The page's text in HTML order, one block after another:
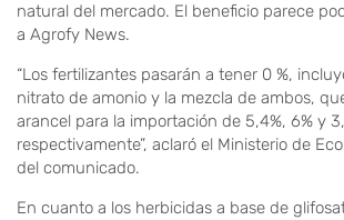
natural del mercado. El beneficio parece
a Agrofy News.
“Los fertilizantes pasarán a tener 0 %,
nitrato de amonio y la mezcla de ambos,
arancel para la importación de 5,4%, 6% y
respectivamente”, aclaró el Ministerio de
del comunicado.
En cuanto a los herbicidas a base de